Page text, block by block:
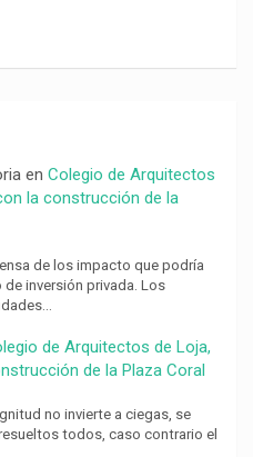
en Colegio de Arquitectos
la construcción de la
de los impacto que podría
inversión privada. Los
de Arquitectos de Loja,
de la Plaza Coral
no invierte a ciegas, se
todos, caso contrario el